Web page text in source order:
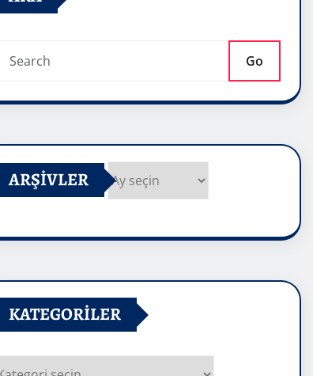
Go
ARŞIVLER
KATEGORILER
Kategoriler